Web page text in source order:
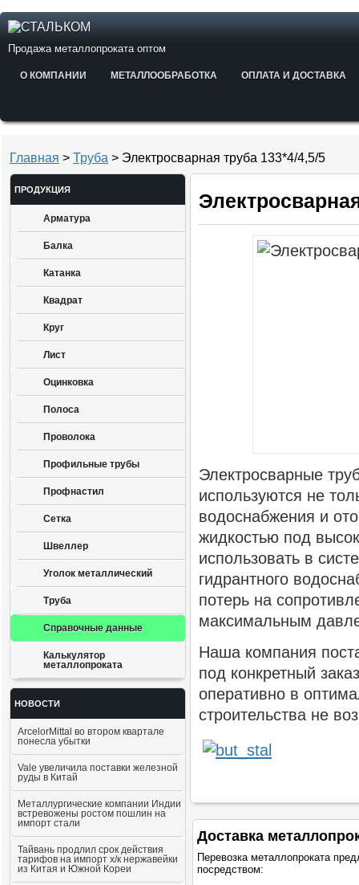
Продажа металлопроката оптом
О КОМПАНИИ МЕТАЛЛООБРАБОТКА ОПЛАТА И ДОСТАВКА
Главная > Труба > Электросварная труба 133*4/4,5/5
ПРОДУКЦИЯ
Арматура
Балка
Катанка
Квадрат
Круг
Лист
Оцинковка
Полоса
Проволока
Профильные трубы
Профнастил
Сетка
Швеллер
Уголок металлический
Труба
Справочные данные
Калькулятор
металлопроката
НОВОСТИ
ArcelorMittal во втором квартале
понесла убытки
Vale увеличила поставки железной
руды в Китай
Металлургические компании Индии
встревожены ростом пошлин на
импорт стали
Тайвань продлил срок действия
тарифов на импорт х/к нержавейки
из Китая и Южной Кореи
Электросварные
используются не
водоснабжения и
жидкостью под
использовать в
гидрантного
потерь на
максимальным
Наша компания
под конкретный
оперативно в
строительства не
Доставка
Перевозка металлопроката
посредством: